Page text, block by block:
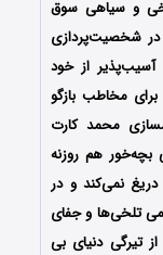
و سیاهی سوق
در شخصیت‌پردازی
از خود
مخاطب بازگو
محمد کارت
هم روزنه
دریغ نمی‌کند و در
تلخی‌ها و جفای
تیرگی دنیای بی